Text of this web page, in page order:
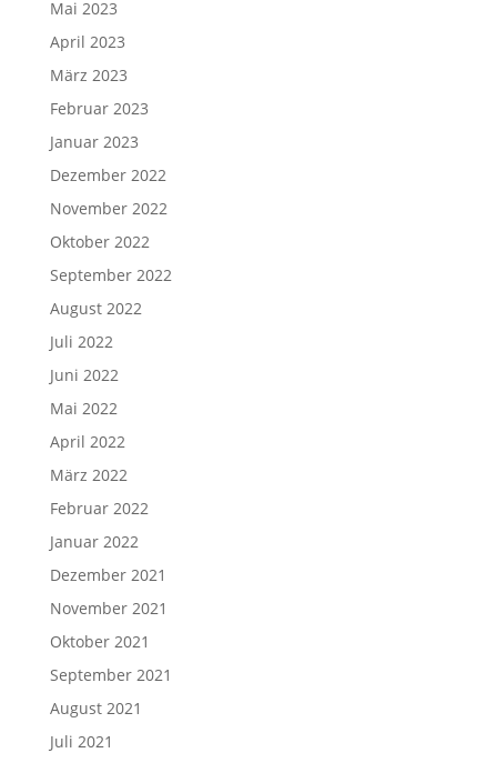
Mai 2023
April 2023
März 2023
Februar 2023
Januar 2023
Dezember 2022
November 2022
Oktober 2022
September 2022
August 2022
Juli 2022
Juni 2022
Mai 2022
April 2022
März 2022
Februar 2022
Januar 2022
Dezember 2021
November 2021
Oktober 2021
September 2021
August 2021
Juli 2021